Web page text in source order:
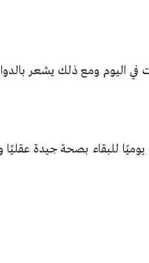
اليوم ومع ذلك يشعر
ساعات من النوم يوميًا للبقاء بصحة